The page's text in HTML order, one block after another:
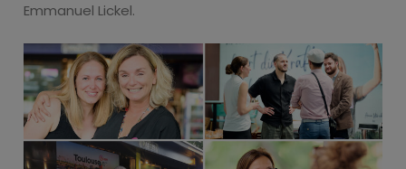
Emmanuel Lickel.